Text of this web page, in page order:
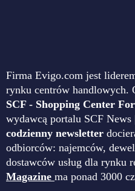
Firma Evigo.com jest
rynku centrów handlowych.
SCF - Shopping Center
wydawcą portalu SCF
codzienny newsletter
odbiorców: najemców,
dostawców usług dla rynku
Magazine ma ponad 3000